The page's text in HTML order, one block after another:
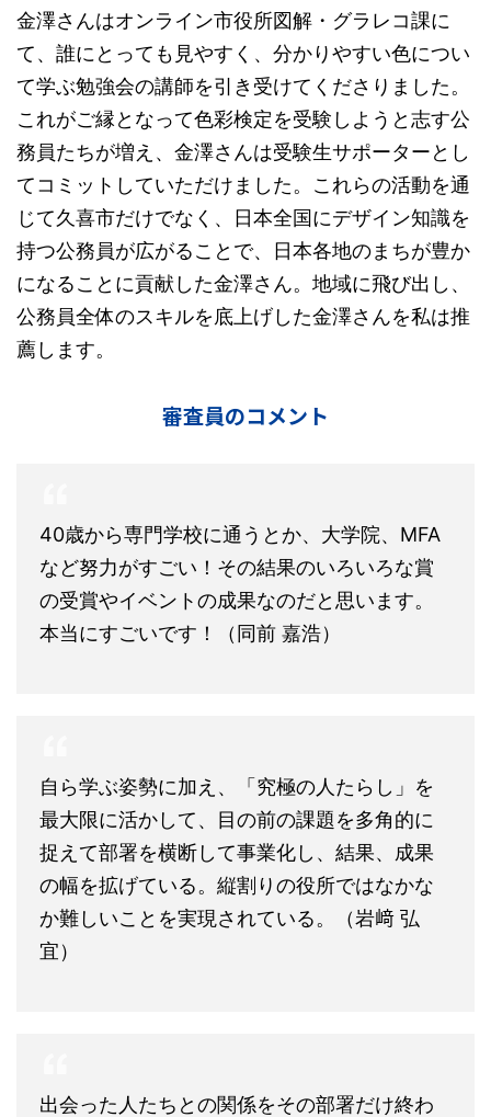
金澤さんはオンライン市役所図解・グラレコ課に
て、誰にとっても見やすく、分かりやすい色につい
て学ぶ勉強会の講師を引き受けてくださりました。
これがご縁となって色彩検定を受験しようと志す公
務員たちが増え、金澤さんは受験生サポーターとし
てコミットしていただけました。これらの活動を通
じて久喜市だけでなく、日本全国にデザイン知識を
持つ公務員が広がることで、日本各地のまちが豊か
になることに貢献した金澤さん。地域に飛び出し、
公務員全体のスキルを底上げした金澤さんを私は推
薦します。
審査員のコメント
40歳から専門学校に通うとか、大学院、MFA
など努力がすごい！その結果のいろいろな賞
の受賞やイベントの成果なのだと思います。
本当にすごいです！（同前 嘉浩）
自ら学ぶ姿勢に加え、「究極の人たらし」を
最大限に活かして、目の前の課題を多角的に
捉えて部署を横断して事業化し、結果、成果
の幅を拡げている。縦割りの役所ではなかな
か難しいことを実現されている。（岩﨑 弘
宜）
出会った人たちとの関係をその部署だけ終わ